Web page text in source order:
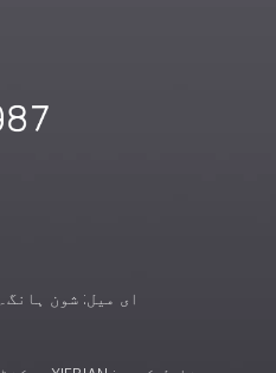
ای میل:شون ہانگ۔ transformer@gmail.com